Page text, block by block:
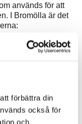
förbättra din
också för
och
används för att
I Bromölla är det